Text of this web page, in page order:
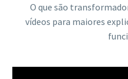
O que são
vídeos para maiores